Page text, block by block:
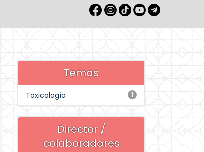
Temas
1
Toxicología
Director /
colaboradores